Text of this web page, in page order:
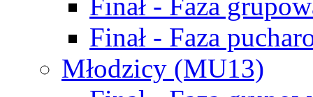
Finał - Faza
Młodzicy (MU13)